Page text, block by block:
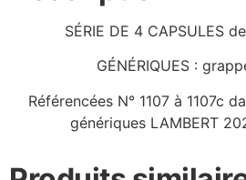
SÉRIE DE 4 CAPSULES
GÉNÉRIQUES :
Référencées N° 1107 à 1107c
génériques LAMBERT